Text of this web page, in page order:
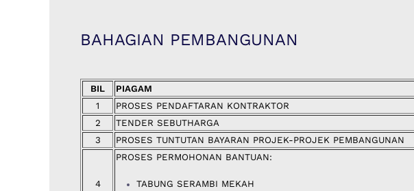
BAHAGIAN PEMBANGUNAN
BIL PIAGAM
1
PROSES PENDAFTARAN KONTRAKTOR
2
TENDER SEBUTHARGA
3
PROSES TUNTUTAN BAYARAN PROJEK-PROJEK PEMBANGUNAN
4
PROSES PERMOHONAN BANTUAN:
TABUNG SERAMBI MEKAH